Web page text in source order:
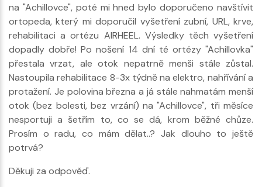
na "Achillovce", poté mi hned bylo doporučeno navštívit
ortopeda, který mi doporučil vyšetření zubní, URL, krve,
rehabilitaci a ortézu AIRHEEL. Výsledky těch vyšetření
dopadly dobře! Po nošení 14 dní té ortézy "Achillovka"
přestala vrzat, ale otok nepatrně menši stále zůstal.
Nastoupila rehabilitace 8-3x týdně na elektro, nahřívání a
protažení. Je polovina března a já stále nahmatám menší
otok (bez bolesti, bez vrzání) na "Achillovce", tři měsíce
nesportuji a šetřím to, co se dá, krom běžné chůze.
Prosím o radu, co mám dělat..? Jak dlouho to ještě
potrvá?
Děkuji za odpověď.